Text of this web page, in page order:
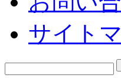
サイト